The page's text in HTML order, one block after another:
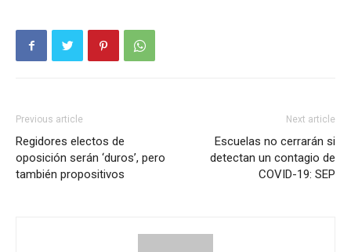
Previous article
Regidores electos de
oposición serán ‘duros’, pero
también propositivos
Next article
Escuelas no cerrarán si
detectan un contagio de
COVID-19: SEP